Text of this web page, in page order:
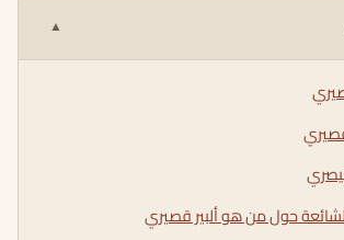
▲
حول من هو ألبير قصيري